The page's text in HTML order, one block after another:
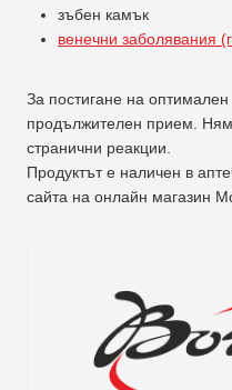
зъбен камък
венечни заболявания
За постигане на
продължителен прием.
странични реакции.
Продуктът е наличен в
сайта на онлайн магазин